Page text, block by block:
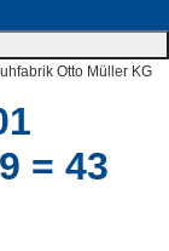
= 43